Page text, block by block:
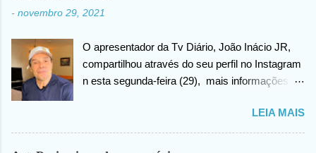
- novembro 29, 2021
O apresentador da Tv Diário, João Inácio JR,
compartilhou através do seu perfil no Instagram
n esta segunda-feira (29), mais informações
cabeça há alguns dias atrás. João confirma que
os resultados foram negativos para câncer de
cabeça, posteriormente ele agradece ao criador
LEIA MAIS